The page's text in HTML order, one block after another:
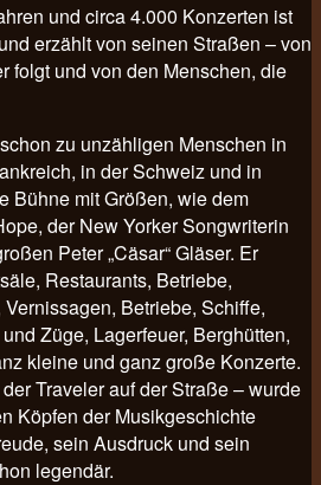
und circa 4.000 Konzerten ist
erzählt von seinen Straßen – von
folgt und von den Menschen, die
zu unzähligen Menschen in
in der Schweiz und in
Bühne mit Größen, wie dem
der New Yorker Songwriterin
Peter „Cäsar“ Gläser. Er
Restaurants, Betriebe,
Betriebe, Schiffe,
Züge, Lagerfeuer, Berghütten,
kleine und ganz große Konzerte.
Traveler auf der Straße – wurde
Köpfen der Musikgeschichte
sein Ausdruck und sein
legendär.